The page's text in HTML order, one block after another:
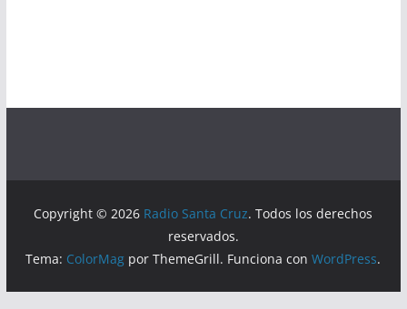
Copyright © 2026 Radio Santa Cruz. Todos los derechos
reservados.
Tema: ColorMag por ThemeGrill. Funciona conWordPress.